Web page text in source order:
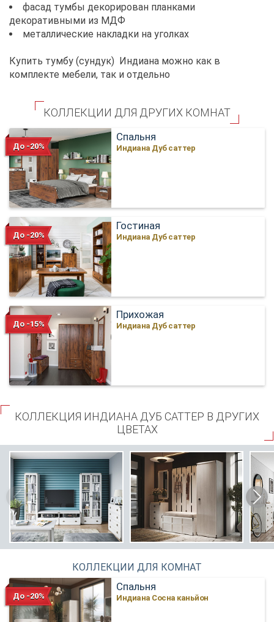
фасад тумбы декорирован планками
декоративными из МДФ
металлические накладки на уголках
Купить тумбу (сундук) Индиана можно как в
комплекте мебели, так и отдельно
КОЛЛЕКЦИИ ДЛЯ ДРУГИХ КОМНАТ
До -20%
Спальня
Индиана Дуб саттер
До -20%
Гостиная
Индиана Дуб саттер
До -15%
Прихожая
Индиана Дуб саттер
КОЛЛЕКЦИЯ ИНДИАНА ДУБ САТТЕР В ДРУГИХ
ЦВЕТАХ
КОЛЛЕКЦИИ ДЛЯ КОМНАТ
До -20%
Спальня
Индиана Сосна каньйон